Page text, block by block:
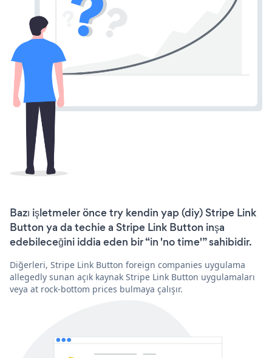
Bazı işletmeler önce try kendin yap (diy) Stripe Link
Button ya da techie a Stripe Link Button inşa
edebileceğini iddia eden bir “in 'no time'” sahibidir.
Diğerleri, Stripe Link Button foreign companies uygulama
allegedly sunan açık kaynak Stripe Link Button uygulamaları
veya at rock-bottom prices bulmaya çalışır.